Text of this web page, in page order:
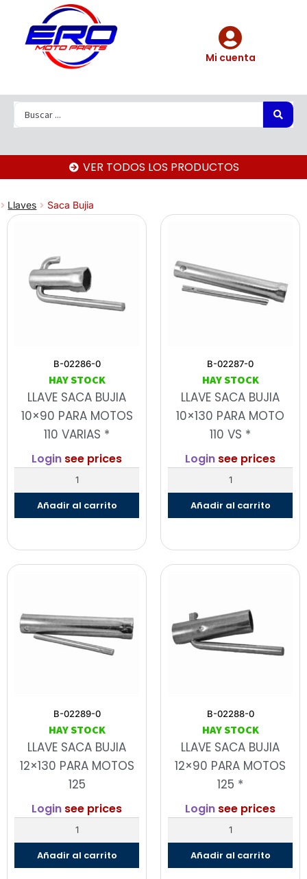
Mi cuenta
VER TODOS LOS PRODUCTOS
Llaves Saca Bujia
B-02286-0
HAY STOCK
LLAVE SACA BUJIA
10×90 PARA MOTOS
110 VARIAS *
Login see prices
Añadir al carrito
B-02287-0
HAY STOCK
LLAVE SACA BUJIA
10×130 PARA MOTO
110 VS *
Login see prices
Añadir al carrito
B-02289-0
HAY STOCK
LLAVE SACA BUJIA
12×130 PARA MOTOS
125
Login see prices
Añadir al carrito
B-02288-0
HAY STOCK
LLAVE SACA BUJIA
12×90 PARA MOTOS
125 *
Login see prices
Añadir al carrito